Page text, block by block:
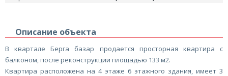
Описание объекта
В квартале Берга базар продается просторная квартира с
балконом, после реконструкции площадью 133 м2.
Квартира расположена на 4 этаже 6 этажного здания, имеет 3